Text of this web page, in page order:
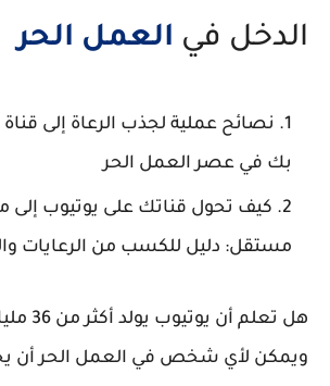
الدخل في العمل الحر
نصائح عملية لجذب الرعاة إلى
بك في عصر العمل الحر
كيف تحول قناتك على يوتيوب إلى
مستقل: دليل للكسب من الرعايات
هل تعلم
ويمكن لأي شخص في العمل الحر أن